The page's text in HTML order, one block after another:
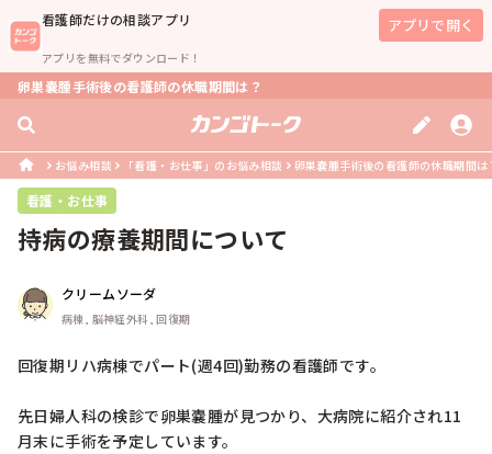
看護師だけの相談アプリ
アプリを無料でダウンロード！
アプリで開く
卵巣嚢腫手術後の看護師の休職期間は？
お悩み相談 「看護・お仕事」のお悩み相談 卵巣嚢腫手術後の看護師の休職期間は
看護・お仕事
持病の療養期間について
クリームソーダ
病棟, 脳神経外科, 回復期
回復期リハ病棟でパート(週4回)勤務の看護師です。
先日婦人科の検診で卵巣嚢腫が見つかり、大病院に紹介され11
月末に手術を予定しています。